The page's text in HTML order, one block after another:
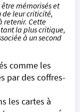
mémorisés et
de leur criticité,
retenir. Cette
la plus critique,
à un second
comme les
par des coffres-
les cartes à